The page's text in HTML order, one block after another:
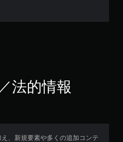
法的情報
、新規要素や多くの追加コンテ